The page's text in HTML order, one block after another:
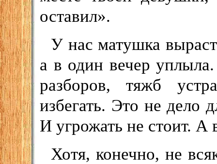
оставил».
У нас матушка
а в один вечер
разборов, тяжб
избегать. Это не дело
И угрожать не стоит. А
Хотя, конечно, не